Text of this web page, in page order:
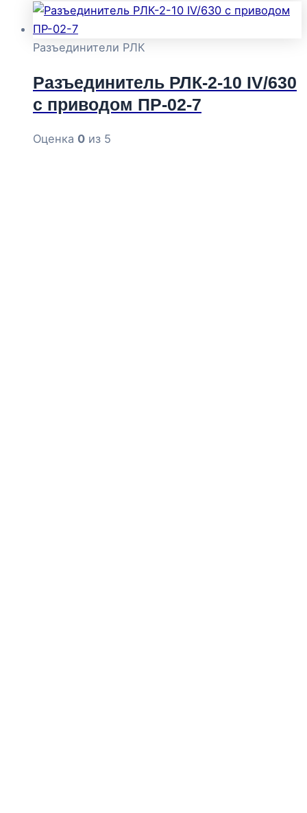
Разъединители РЛК
Разъединитель РЛК-2-10 IV/630
с приводом ПР-02-7
Оценка 0 из 5